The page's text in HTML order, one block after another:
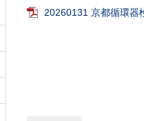
20260131 京都循環器